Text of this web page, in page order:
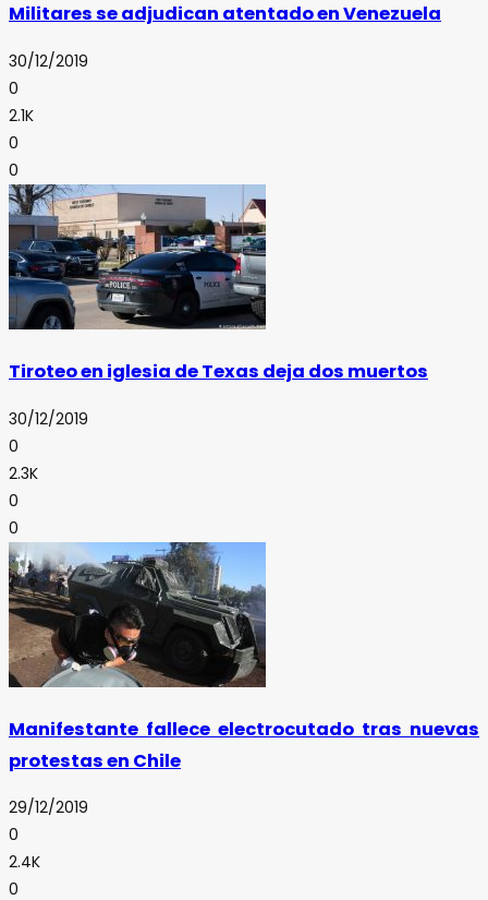
Militares se adjudican atentado en Venezuela
30/12/2019
0
2.1K
0
0
Tiroteo en iglesia de Texas deja dos muertos
30/12/2019
0
2.3K
0
0
Manifestante fallece electrocutado tras nuevas
protestas en Chile
29/12/2019
0
2.4K
0